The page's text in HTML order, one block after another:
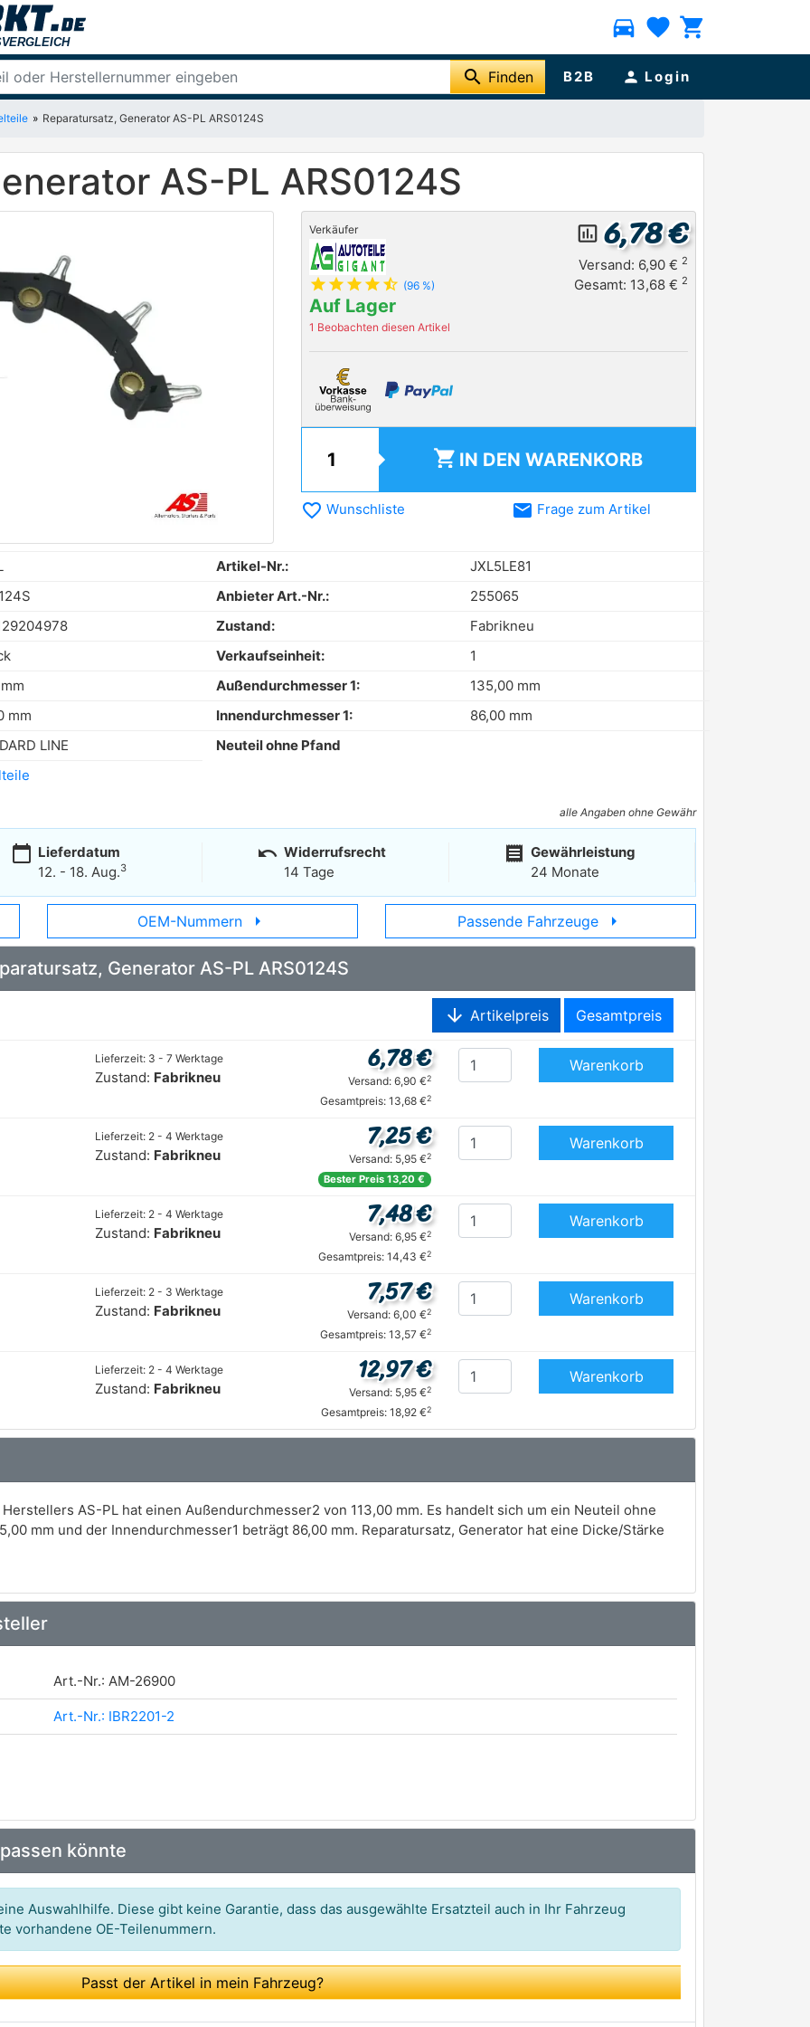
directions_car favorite shopping_cart
search Finden B2B person Login
Reparatursatz, Generator AS-PL ARS0124S
AS-PL ARS0124S
Verkäufer
star star star star star_half (96 %)
Auf Lager
1 Beobachten diesen Artikel
insert_chart_outlined 6,78 €
Versand: 6,90 € 2
Gesamt: 13,68 € 2
shopping_cart IN DEN WARENKORB
favorite_border Wunschliste email Frage zum Artikel
Artikel-Nr.:
JXL5LE81
Anbieter Art.-Nr.:
255065
Zustand:
Fabrikneu
Verkaufseinheit:
1
Außendurchmesser 1:
135,00 mm
mm Innendurchmesser 1:
86,00 mm
LINE
Neuteil ohne Pfand
alle Angaben ohne Gewähr
calendar_today Lieferdatum
12. - 18. Aug.3
undo Widerrufsrecht
14 Tage
receipt Gewährleistung
24 Monate
OEM-Nummern arrow_right Passende Fahrzeuge arrow_right
Generator AS-PL ARS0124S
arrow_downward Artikelpreis Gesamtpreis
Lieferzeit: 3 - 7 Werktage
Zustand: Fabrikneu
6,78 €
Versand: 6,90 €2
Gesamtpreis: 13,68 €2
Warenkorb
Lieferzeit: 2 - 4 Werktage
Zustand: Fabrikneu
7,25 €
Versand: 5,95 €2
Bester Preis 13,20 €
Warenkorb
Lieferzeit: 2 - 4 Werktage
Zustand: Fabrikneu
7,48 €
Versand: 6,95 €2
Gesamtpreis: 14,43 €2
Warenkorb
Lieferzeit: 2 - 3 Werktage
Zustand: Fabrikneu
7,57 €
Versand: 6,00 €2
Gesamtpreis: 13,57 €2
Warenkorb
Lieferzeit: 2 - 4 Werktage
Zustand: Fabrikneu
12,97 €
Versand: 5,95 €2
Gesamtpreis: 18,92 €2
Warenkorb
AS-PL hat einen Außendurchmesser2 von 113,00 mm. Es handelt sich um ein Neuteil ohne
mm und der Innendurchmesser1 beträgt 86,00 mm. Reparatursatz, Generator hat eine Dicke/Stärke
Art.-Nr.: AM-26900
Art.-Nr.: IBR2201-2
könnte
Auswahlhilfe. Diese gibt keine Garantie, dass das ausgewählte Ersatzteil auch in Ihr Fahrzeug
vorhandene OE-Teilenummern.
Passt der Artikel in mein Fahrzeug?